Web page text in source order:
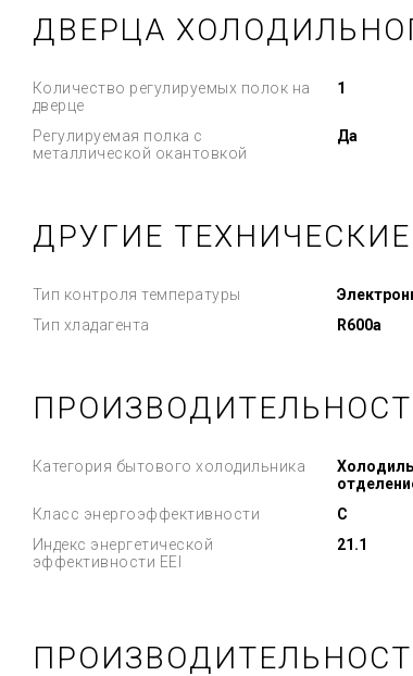
ДВЕРЦА
Количество регулируемых полок на
дверце
1
Регулируемая полка с
металлической окантовкой
Да
ДРУГИЕ
Тип контроля температуры
Тип хладагента
R600a
Категория бытового холодильника
Класс энергоэффективности
C
Индекс энергетической
эффективности EEI
21.1